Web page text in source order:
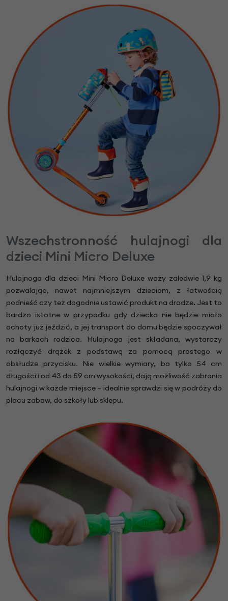
Wszechstronność hulajnogi dla
dzieci Mini Micro Deluxe
Hulajnoga dla dzieci Mini Micro Deluxe waży zaledwie 1,9 kg
pozwalając, nawet najmniejszym dzieciom, z łatwością
podnieść czy też dogodnie ustawić produkt na drodze. Jest to
bardzo istotne w przypadku gdy dziecko nie będzie miało
ochoty już jeździć, a jej transport do domu będzie spoczywał
na barkach rodzica. Hulajnoga jest składana, wystarczy
rozłączyć drążek z podstawą za pomocą prostego w
obsłudze przycisku. Nie wielkie wymiary, bo tylko 54 cm
długości i od 43 do 59 cm wysokości, dają możliwość zabrania
hulajnogi w każde miejsce – idealnie sprawdzi się w podróży do
placu zabaw, do szkoły lub sklepu.